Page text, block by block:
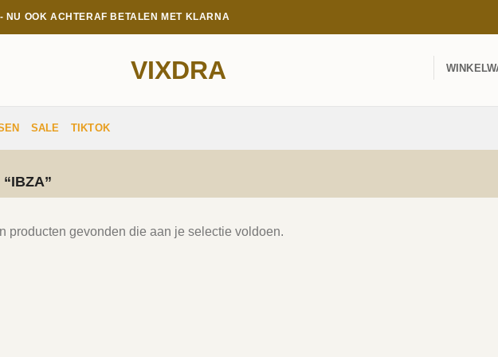
NU OOK ACHTERAF BETALEN MET KLARNA
VIXDRA
SALE TIKTOK
producten gevonden die aan je selectie voldoen.